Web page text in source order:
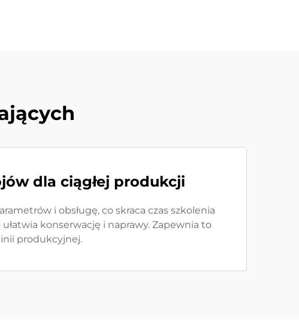
dla ciągłej produkcji
i obsługę, co skraca czas szkolenia
konserwację i naprawy. Zapewnia to
produkcyjnej.